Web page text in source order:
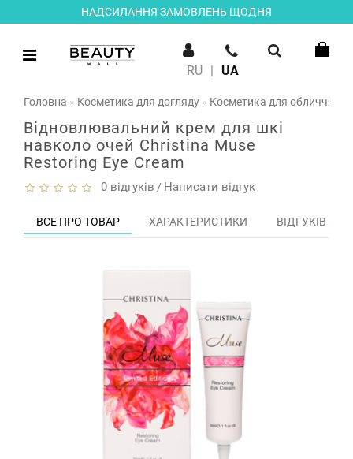
НАДСИЛАННЯ ЗАМОВЛЕНЬ ЩОДНЯ
RU | UA
Головна Косметика для догляду Косметика для обличчя
Відновлювальний крем для шкі
навколо очей Christina Muse
Restoring Eye Cream
0 відгуків / Написати відгук
ВСЕ ПРО ТОВАР ХАРАКТЕРИСТИКИ ВІДГУКІВ (0)